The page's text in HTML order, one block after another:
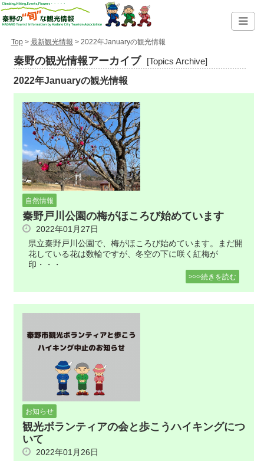
Top> 最新観光情報 > 2022年Januaryの観光情報
秦野の観光情報アーカイブ [Topics Archive]
2022年Januaryの観光情報
自然情報
秦野戸川公園の梅がほころび始めています
2022年01月27日
県立秦野戸川公園で、梅がほころび始めています。まだ開
花している花は数輪ですが、冬空の下に咲く紅梅が
印・・・
>>>続きを読む
お知らせ
観光ボランティアの会と歩こうハイキングにつ
いて
2022年01月26日